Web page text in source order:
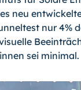
neu
nur 4%
sei minimal.